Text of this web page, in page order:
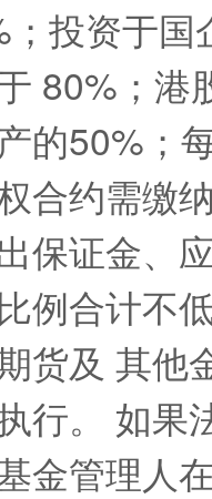
投资于国
80%；港
的50%；
合约需缴
保证金、
例合计不
货及 其他
行。 如果
金管理人